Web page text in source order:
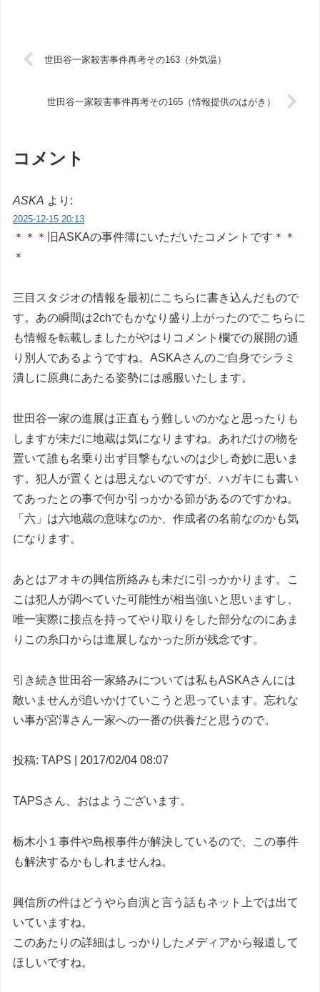
世田谷一家殺害事件再考その163（外気温）
世田谷一家殺害事件再考その165（情報提供のはがき）
コメント
ASKA より:
2025-12-15 20:13
＊＊＊旧ASKAの事件簿にいただいたコメントです＊＊
＊
三目スタジオの情報を最初にこちらに書き込んだもので
す。あの瞬間は2chでもかなり盛り上がったのでこちらに
も情報を転載しましたがやはりコメント欄での展開の通
り別人であるようですね。ASKAさんのご自身でシラミ
潰しに原典にあたる姿勢には感服いたします。
世田谷一家の進展は正直もう難しいのかなと思ったりも
しますが未だに地蔵は気になりますね。あれだけの物を
置いて誰も名乗り出ず目撃もないのは少し奇妙に思いま
す。犯人が置くとは思えないのですが、ハガキにも書い
てあったとの事で何か引っかかる節があるのですかね。
「六」は六地蔵の意味なのか、作成者の名前なのかも気
になります。
あとはアオキの興信所絡みも未だに引っかかります。こ
こは犯人が調べていた可能性が相当強いと思いますし、
唯一実際に接点を持ってやり取りをした部分なのにあま
りこの糸口からは進展しなかった所が残念です。
引き続き世田谷一家絡みについては私もASKAさんには
敵いませんが追いかけていこうと思っています。忘れな
い事が宮澤さん一家への一番の供養だと思うので。
投稿: TAPS | 2017/02/04 08:07
TAPSさん、おはようございます。
栃木小１事件や島根事件が解決しているので、この事件
も解決するかもしれませんね。
興信所の件はどうやら自演と言う話もネット上では出て
いていますね。
このあたりの詳細はしっかりしたメディアから報道して
ほしいですね。